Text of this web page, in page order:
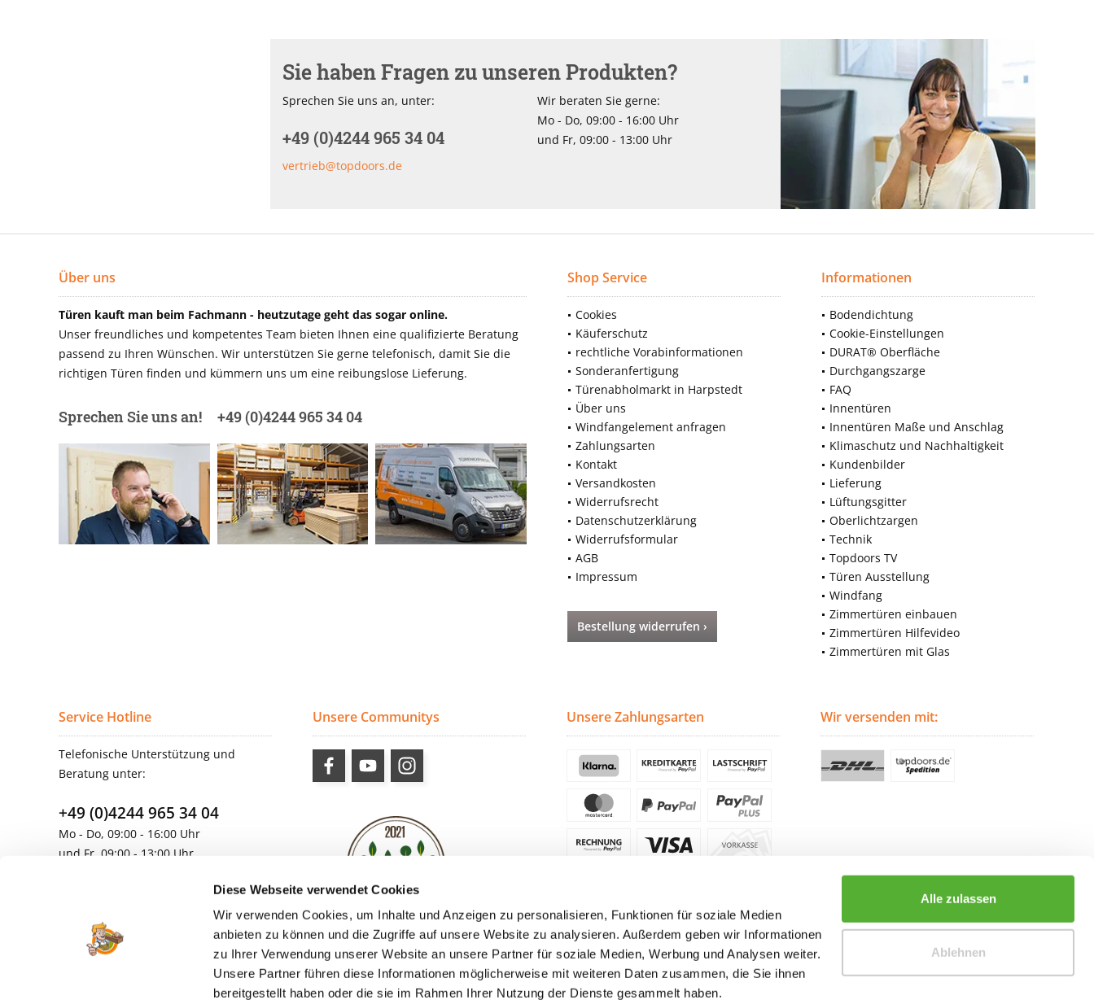
Diese Webseite verwendet Cookies
Wir verwenden Cookies, um Inhalte und Anzeigen zu personalisieren, Funktionen für soziale Medien
anbieten zu können und die Zugriffe auf unsere Website zu analysieren. Außerdem geben wir Informationen
zu Ihrer Verwendung unserer Website an unsere Partner für soziale Medien, Werbung und Analysen weiter.
Unsere Partner führen diese Informationen möglicherweise mit weiteren Daten zusammen, die Sie ihnen
bereitgestellt haben oder die sie im Rahmen Ihrer Nutzung der Dienste gesammelt haben.
Alle zulassen
Ablehnen
Sie haben Fragen zu unseren Produkten?
Sprechen Sie uns an, unter:
+49 (0)4244 965 34 04
vertrieb@topdoors.de
Wir beraten Sie gerne:
Mo - Do, 09:00 - 16:00 Uhr
und Fr, 09:00 - 13:00 Uhr
Über uns
Türen kauft man beim Fachmann - heutzutage geht das sogar online.
Unser freundliches und kompetentes Team bieten Ihnen eine qualifizierte Beratung
passend zu Ihren Wünschen. Wir unterstützen Sie gerne telefonisch, damit Sie die
richtigen Türen finden und kümmern uns um eine reibungslose Lieferung.
Sprechen Sie uns an! +49 (0)4244 965 34 04
Shop Service
Cookies
Käuferschutz
rechtliche Vorabinformationen
Sonderanfertigung
Türenabholmarkt in Harpstedt
Über uns
Windfangelement anfragen
Zahlungsarten
Kontakt
Versandkosten
Widerrufsrecht
Datenschutzerklärung
Widerrufsformular
AGB
Impressum
Bestellung widerrufen ›
Informationen
Bodendichtung
Cookie-Einstellungen
DURAT® Oberfläche
Durchgangszarge
FAQ
Innentüren
Innentüren Maße und Anschlag
Klimaschutz und Nachhaltigkeit
Kundenbilder
Lieferung
Lüftungsgitter
Oberlichtzargen
Technik
Topdoors TV
Türen Ausstellung
Windfang
Zimmertüren einbauen
Zimmertüren Hilfevideo
Zimmertüren mit Glas
Service Hotline
Telefonische Unterstützung und
Beratung unter:
+49 (0)4244 965 34 04
Mo - Do, 09:00 - 16:00 Uhr
und Fr, 09:00 - 13:00 Uhr
Unsere Communitys Unsere Zahlungsarten Wir versenden mit: